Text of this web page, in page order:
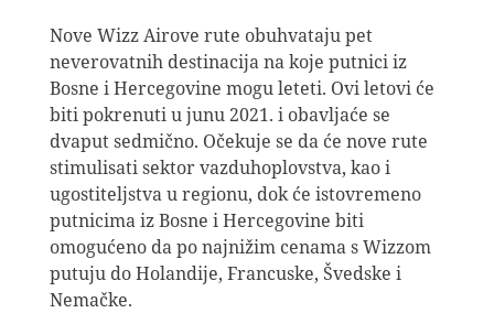
Nove Wizz Airove rute obuhvataju pet
neverovatnih destinacija na koje putnici iz
Bosne i Hercegovine mogu leteti. Ovi letovi će
biti pokrenuti u junu 2021. i obavljaće se
dvaput sedmično. Očekuje se da će nove rute
stimulisati sektor vazduhoplovstva, kao i
ugostiteljstva u regionu, dok će istovremeno
putnicima iz Bosne i Hercegovine biti
omogućeno da po najnižim cenama s Wizzom
putuju do Holandije, Francuske, Švedske i
Nemačke.